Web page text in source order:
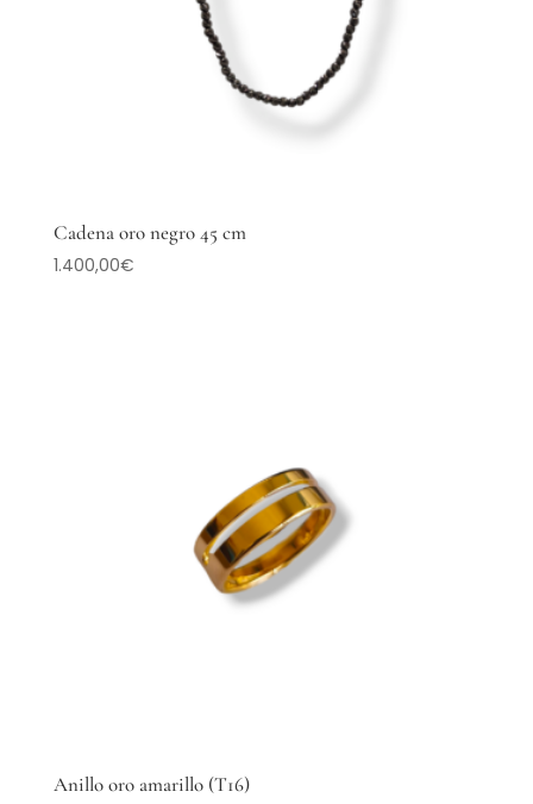
Cadena oro negro 45 cm
1.400,00€
Anillo oro amarillo (T16)